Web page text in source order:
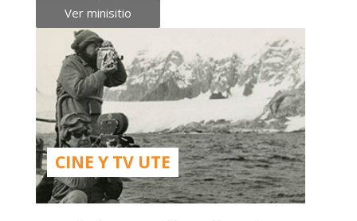
Ver minisitio
CINE Y TV UTE